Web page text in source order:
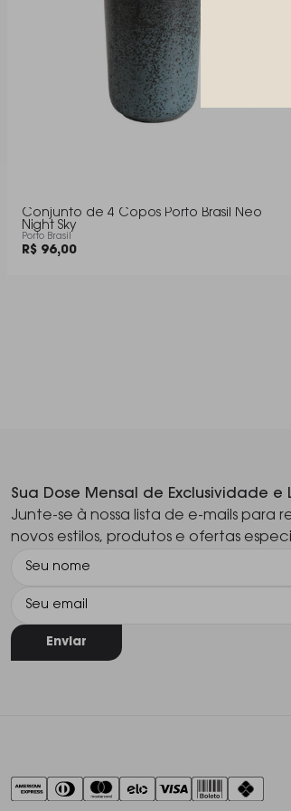
Conjunto de 4 Copos Porto Brasil Neo
Night Sky
Porto Brasil
R$ 96,00
Sua Dose Mensal de Exclusividade e
Junte-se à nossa lista de e-mails para
novos estilos, produtos e ofertas
Enviar